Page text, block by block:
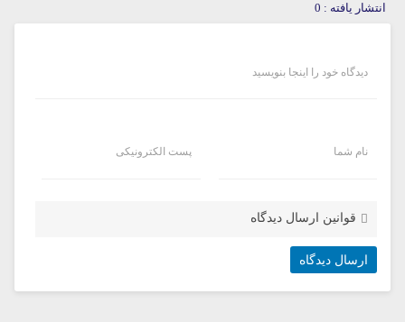
انتشار یافته : 0
دیدگاه خود را اینجا بنویسید
نام شما پست الکترونیکی
قوانین ارسال دیدگاه